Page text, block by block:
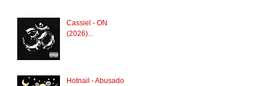
Cassiel - ON
(2026)...
Hotnail - Abusado